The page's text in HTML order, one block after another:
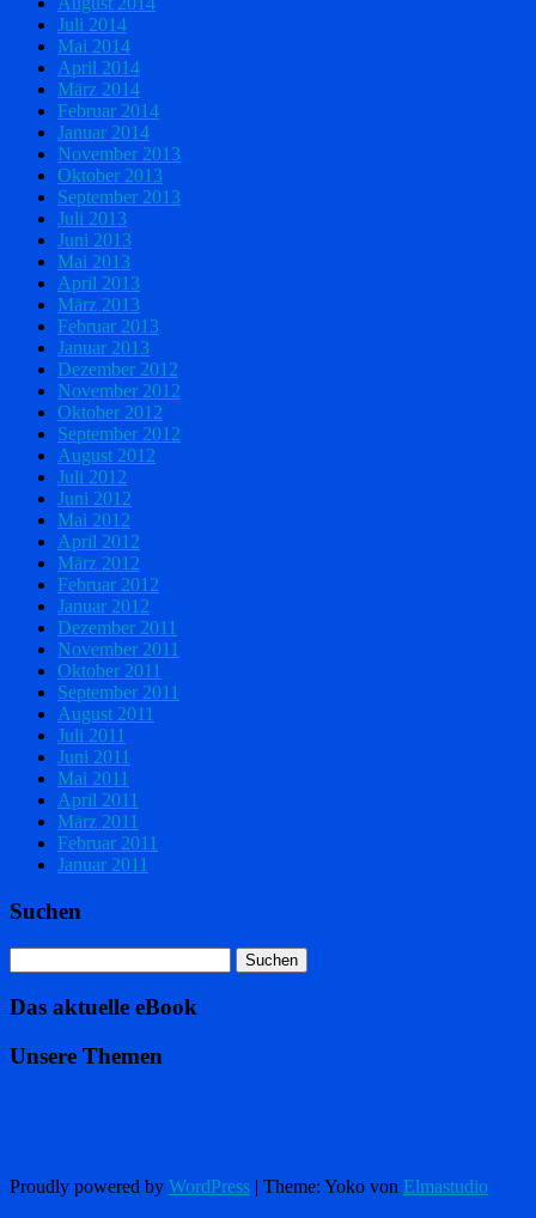
Juli 2014
Mai 2014
April 2014
März 2014
Februar 2014
Januar 2014
November 2013
Oktober 2013
September 2013
Juli 2013
Juni 2013
Mai 2013
April 2013
März 2013
Februar 2013
Januar 2013
Dezember 2012
November 2012
Oktober 2012
September 2012
August 2012
Juli 2012
Juni 2012
Mai 2012
April 2012
März 2012
Februar 2012
Januar 2012
Dezember 2011
November 2011
Oktober 2011
September 2011
August 2011
Juli 2011
Juni 2011
Mai 2011
April 2011
März 2011
Februar 2011
Januar 2011
Suchen
Das aktuelle eBook
Unsere Themen
Proudly powered by WordPress | Theme: Yoko von Elmastudio